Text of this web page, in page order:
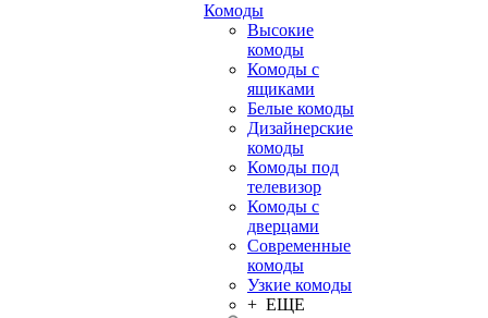
Комоды
Высокие
комоды
Комоды с
ящиками
Белые комоды
Дизайнерские
комоды
Комоды под
телевизор
Комоды с
дверцами
Современные
комоды
Узкие комоды
+ ЕЩЕ